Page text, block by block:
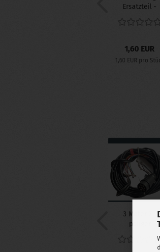
Ersatzteil -
1,60 EUR
1,60 EUR pro
3 Meter 7 -
poliger
vorgefertigt...